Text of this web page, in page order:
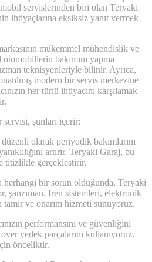
servislerinden biri olan Teryaki
ihtiyaçlarına eksiksiz yanıt vermek
mükemmel mühendislik ve
otomobillerin bakımını yapma
teknisyenleriyle bilinir. Ayrıca,
modern bir servis merkezine
her türlü ihtiyacını karşılamak
şunları içerir:
olarak periyodik bakımlarını
artırır. Teryaki Garaj, bu
titizlikle gerçekleştirir.
herhangi bir sorun olduğunda, Teryaki
şanzıman, fren sistemleri, elektronik
tamir ve onarım hizmeti sunuyoruz.
performansını ve güvenliğini
yedek parçalarını kullanıyoruz.
önceliktir.